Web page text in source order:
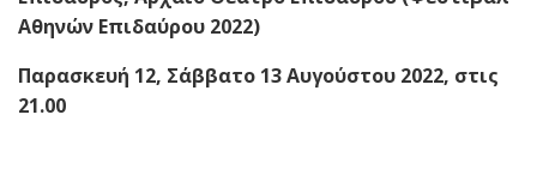
Αθηνών Επιδαύρου 2022)
Παρασκευή 12, Σάββατο 13 Αυγούστου 2022, στις
21.00